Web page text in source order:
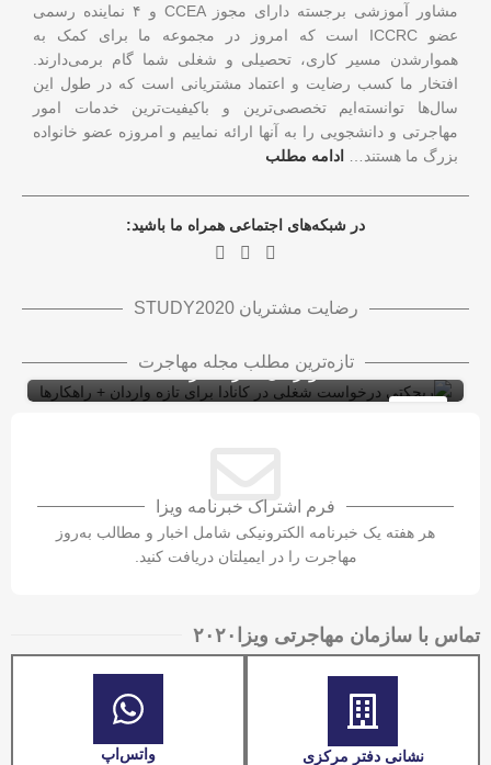
مشاور آموزشی برجسته دارای مجوز CCEA و ۴ نماینده رسمی
عضو ICCRC است که امروز در مجموعه ما برای کمک به
هموارشدن مسیر کاری، تحصیلی و شغلی شما گام برمی‌دارند.
افتخار ما کسب رضایت و اعتماد مشتریانی است که در طول این
سال‌ها توانسته‌ایم تخصصی‌ترین و باکیفیت‌ترین خدمات امور
مهاجرتی و دانشجویی را به آنها ارائه نماییم و امروزه عضو خانواده
بزرگ ما هستند…
ادامه مطلب
در شبکه‌های اجتماعی همراه ما باشید:
رضایت مشتریان STUDY2020
ویزای کار
ویزای کاری کانادا با LMIA
تازه‌ترین مطلب مجله مهاجرت
واردان + راهکارها
فرم اشتراک خبرنامه ویزا
هر هفته یک خبرنامه الکترونیکی شامل اخبار و مطالب به‌روز
مهاجرت را در ایمیلتان دریافت کنید.
تماس با سازمان مهاجرتی ویزا۲۰۲۰​
نشانی دفتر مرکزی واتس‌اپ